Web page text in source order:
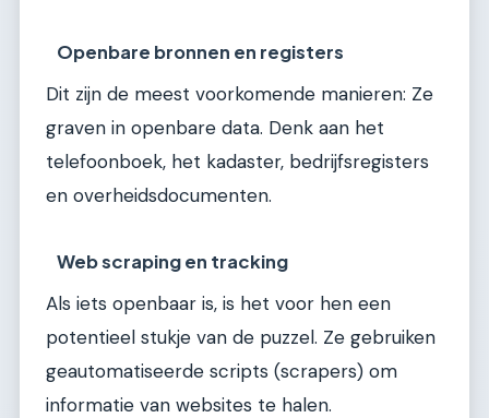
Openbare bronnen en registers
Dit zijn de meest voorkomende manieren: Ze
graven in openbare data. Denk aan het
telefoonboek, het kadaster, bedrijfsregisters
en overheidsdocumenten.
Web scraping en tracking
Als iets openbaar is, is het voor hen een
potentieel stukje van de puzzel. Ze gebruiken
geautomatiseerde scripts (scrapers) om
informatie van websites te halen.